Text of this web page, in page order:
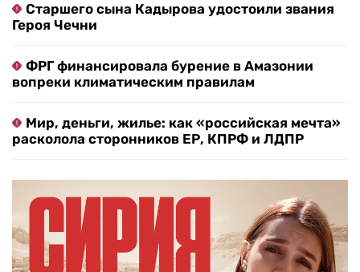
Старшего сына Кадырова удостоили звания
Героя Чечни
ФРГ финансировала бурение в Амазонии
вопреки климатическим правилам
Мир, деньги, жилье: как «российская мечта»
расколола сторонников ЕР, КПРФ и ЛДПР